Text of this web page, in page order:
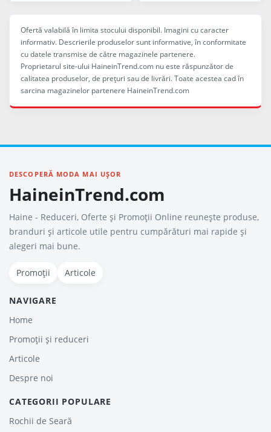
Ofertă valabilă în limita stocului disponibil. Imagini cu caracter
informativ. Descrierile produselor sunt informative, în conformitate
cu datele transmise de către magazinele partenere.
Proprietarul site-ului HaineinTrend.com nu este răspunzător de
calitatea produselor, de preţuri sau de livrări. Toate acestea cad în
sarcina magazinelor partenere HaineinTrend.com
DESCOPERĂ MODA MAI UȘOR
HaineinTrend.com
Haine - Reduceri, Oferte şi Promoţii Online reunește produse,
branduri și articole utile pentru cumpărături mai rapide și
alegeri mai bune.
Promoții Articole
NAVIGARE
Home
Promoții și reduceri
Articole
Despre noi
CATEGORII POPULARE
Rochii de Seară